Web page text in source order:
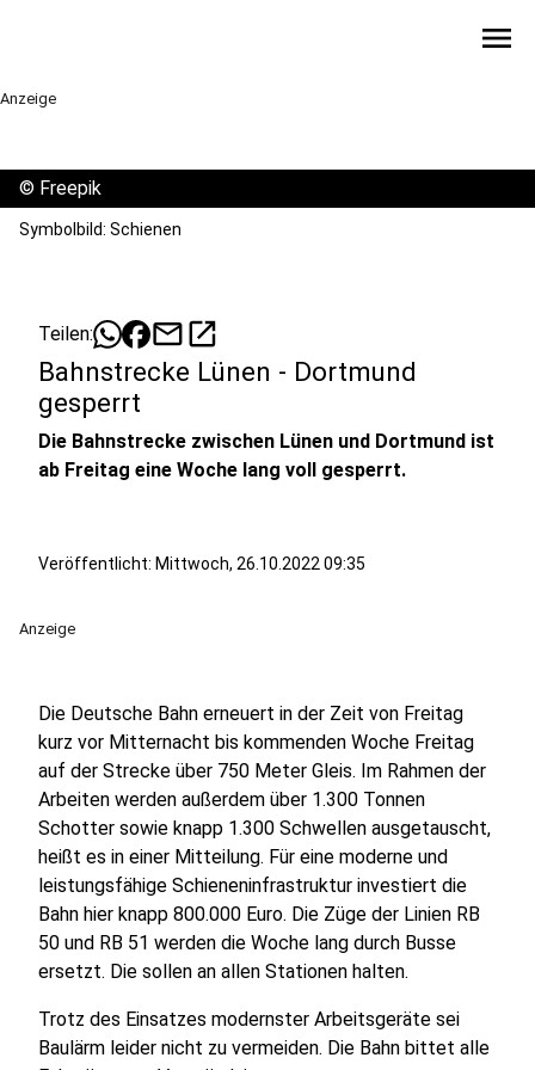
menu
Anzeige
© Freepik
Symbolbild: Schienen
Teilen: mailopen_in_new
Bahnstrecke Lünen - Dortmund
gesperrt
Die Bahnstrecke zwischen Lünen und Dortmund ist
ab Freitag eine Woche lang voll gesperrt.
Veröffentlicht: Mittwoch, 26.10.2022 09:35
Anzeige
Die Deutsche Bahn erneuert in der Zeit von Freitag
kurz vor Mitternacht bis kommenden Woche Freitag
auf der Strecke über 750 Meter Gleis. Im Rahmen der
Arbeiten werden außerdem über 1.300 Tonnen
Schotter sowie knapp 1.300 Schwellen ausgetauscht,
heißt es in einer Mitteilung. Für eine moderne und
leistungsfähige Schieneninfrastruktur investiert die
Bahn hier knapp 800.000 Euro. Die Züge der Linien RB
50 und RB 51 werden die Woche lang durch Busse
ersetzt. Die sollen an allen Stationen halten.
Trotz des Einsatzes modernster Arbeitsgeräte sei
Baulärm leider nicht zu vermeiden. Die Bahn bittet alle